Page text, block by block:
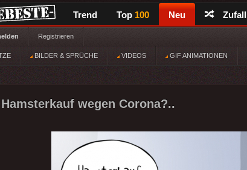
Trend Top 100 Neu Zufall
Registrieren
BILDER & SPRÜCHE VIDEOS GIF ANIMATIONEN
Hamsterkauf wegen Corona?..